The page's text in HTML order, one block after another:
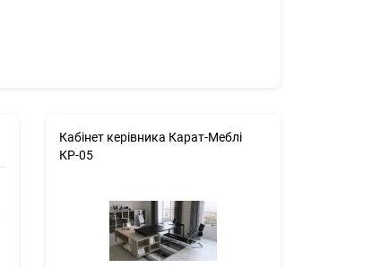
Кабінет керівника Карат-Меблі
КР-05